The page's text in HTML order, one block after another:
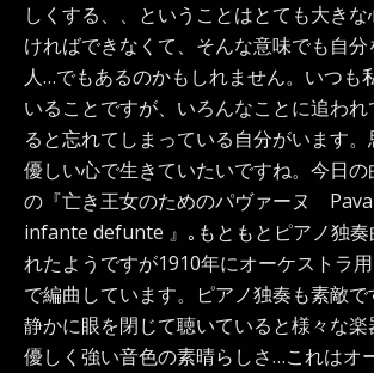
しくする、、ということはとても大き
ければできなくて、そんな意味でも自
人…でもあるのかもしれません。いつも
いることですが、いろんなことに追わ
ると忘れてしまっている自分がいます
優しい心で生きていたいですね。今日
の『亡き王女のためのパヴァーヌ
infante defunte 』｡もともとピアノ独奏
れたようですが1910年にオーケストラ
で編曲しています。ピアノ独奏も素敵で
静かに眼を閉じて聴いていると様々な楽
優しく強い音色の素晴らしさ…これはオ